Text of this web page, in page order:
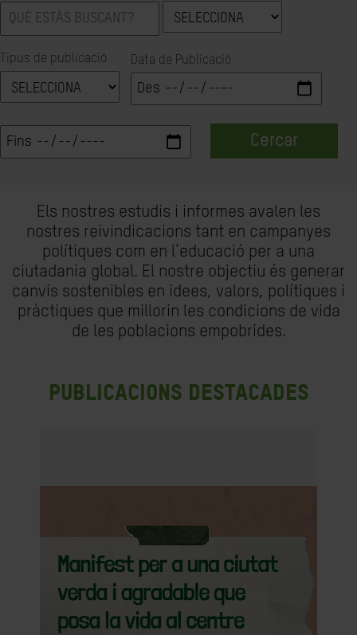
Tipus de publicació Data de Publicació
Cercar
Els nostres estudis i informes avalen les
nostres reivindicacions tant en campanyes
polítiques com en l'educació per a una
ciutadania global. El nostre objectiu és generar
canvis sostenibles en idees, valors, polítiques i
pràctiques que millorin les condicions de vida
de les poblacions empobrides.
Publicacions destacades